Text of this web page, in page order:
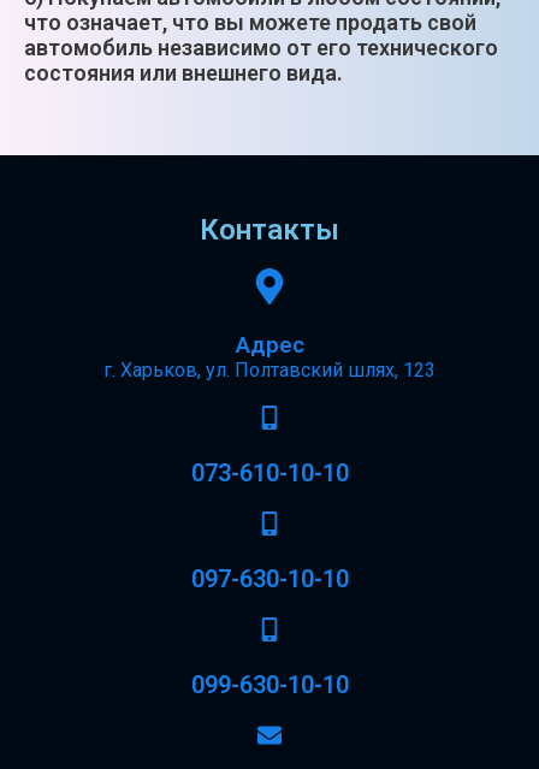
что означает, что вы можете продать свой
автомобиль независимо от его технического
состояния или внешнего вида.
Контакты
Адрес
г. Харьков, ул. Полтавский шлях, 123
073-610-10-10
097-630-10-10
099-630-10-10